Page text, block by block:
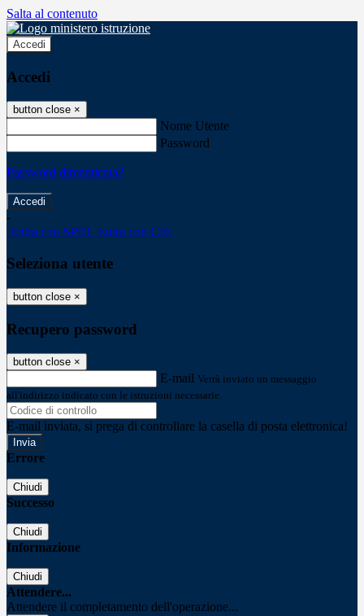
Salta al contenuto
Accedi
Accedi
button close ×
Nome Utente
Password
Password dimenticata?
-
Entra con SPID Entra con CIE
Seleziona utente
button close ×
Recupero password
button close ×
E-mail Verrà inviato un messaggio
all'indirizzo indicato con le istruzioni necessarie.
E-mail inviata, si prega di controllare la casella di posta elettronica!
Errore
Chiudi
Successo
Chiudi
Informazione
Chiudi
Attendere...
Attendere il completamento dell'operazione...